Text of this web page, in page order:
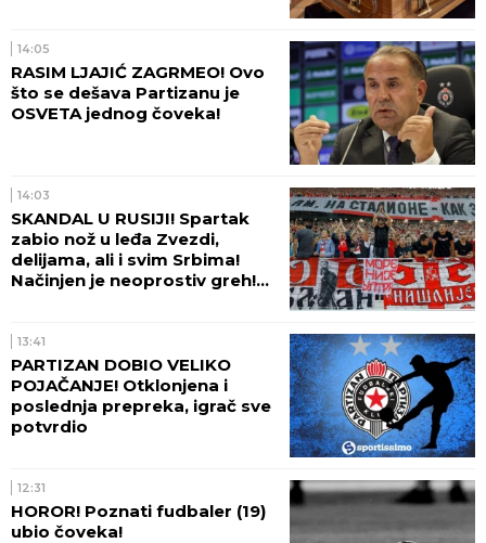
14:05
RASIM LJAJIĆ ZAGRMEO! Ovo
što se dešava Partizanu je
OSVETA jednog čoveka!
14:03
SKANDAL U RUSIJI! Spartak
zabio nož u leđa Zvezdi,
delijama, ali i svim Srbima!
Načinjen je neoprostiv greh!
13:41
PARTIZAN DOBIO VELIKO
POJAČANJE! Otklonjena i
poslednja prepreka, igrač sve
potvrdio
12:31
HOROR! Poznati fudbaler (19)
ubio čoveka!